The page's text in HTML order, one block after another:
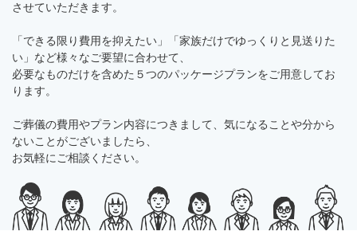
仏具なし・火葬のみ
直葬 132,000 円（税抜）
式を省き、火葬のみ
火葬式 209,000
一日葬 339,000 円 （税抜）
人気No.1の定番プラン
多くの方々をお招きする
一般葬 599,000円 （税抜）
させていただきます。
「できる限り費用を抑えたい」「家族だけでゆっくりと見送りた
い」など様々なご要望に合わせて、
必要なものだけを含めた５つのパッケージプランをご用意してお
ります。
ご葬儀の費用やプラン内容につきまして、気になることや分から
ないことがございましたら、
お気軽にご相談ください。